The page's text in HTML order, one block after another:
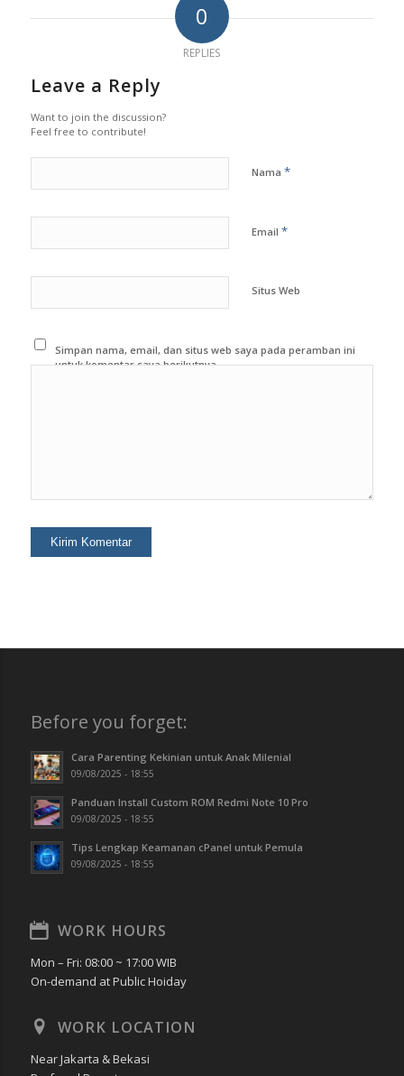
0
REPLIES
Leave a Reply
Want to join the discussion?
Feel free to contribute!
Nama *
Email *
Situs Web
Simpan nama, email, dan situs web saya pada peramban ini
untuk komentar saya berikutnya.
Before you forget:
Cara Parenting Kekinian untuk Anak Milenial
09/08/2025 - 18:55
Panduan Install Custom ROM Redmi Note 10 Pro
09/08/2025 - 18:55
Tips Lengkap Keamanan cPanel untuk Pemula
09/08/2025 - 18:55
WORK HOURS
Mon – Fri: 08:00 ~ 17:00 WIB
On-demand at Public Hoiday
WORK LOCATION
Near Jakarta & Bekasi